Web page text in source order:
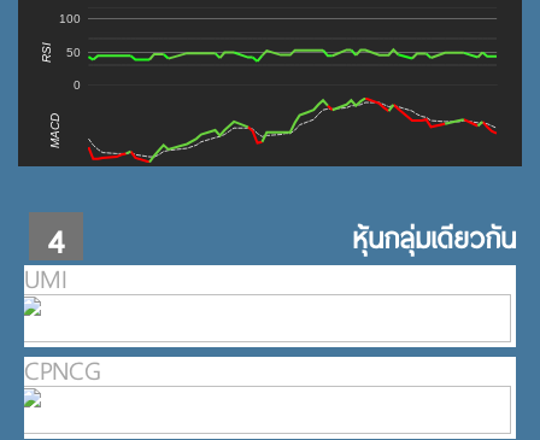
0
50
100
RSI
MACD
4 หุ้นกลุ่มเดียวกัน
UMI
CPNCG